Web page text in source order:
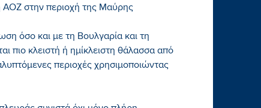
στην περιοχή της Μαύρης
όσο και με τη Βουλγαρία και τη
πιο κλειστή ή ημίκλειστη θάλασσα από
περιοχές χρησιμοποιώντας